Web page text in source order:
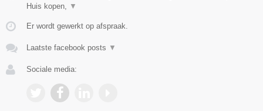
Huis kopen,
▼
Er wordt gewerkt op afspraak.
Laatste facebook posts ▼
Sociale media: